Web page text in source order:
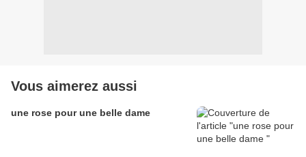
Vous aimerez aussi
une rose pour une belle dame